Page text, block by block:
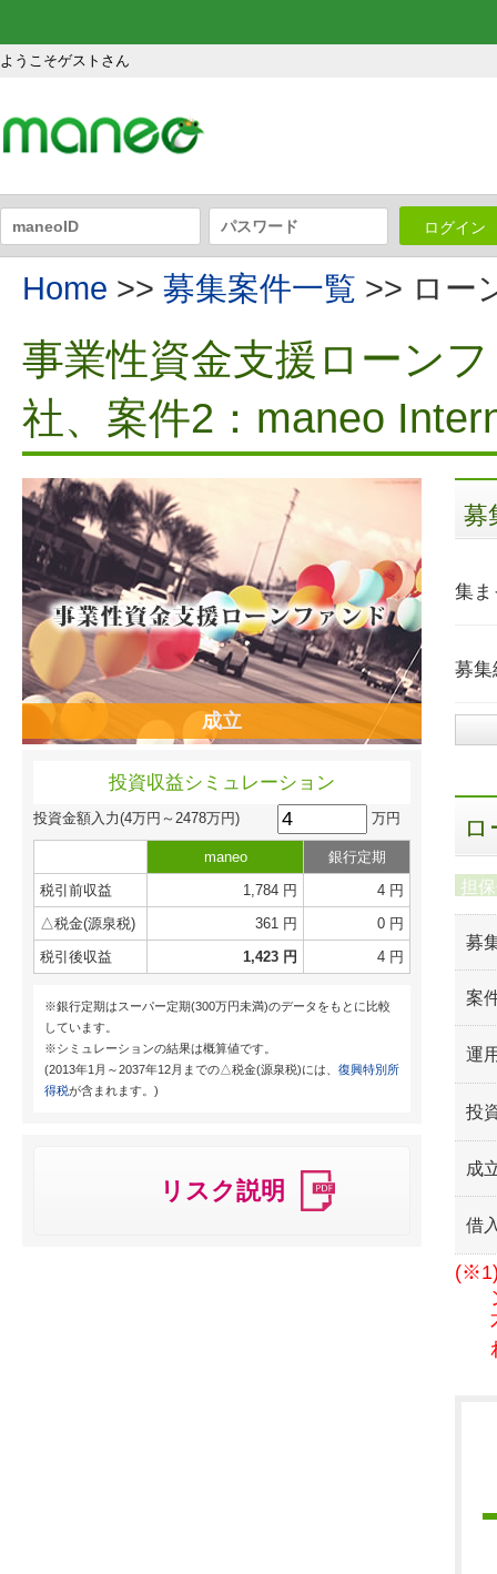
ようこそゲストさん
ログイン
Home >> 募集案件一覧 >> ロー
事業性資金支援ローン
社、案件2：maneo
成立
投資収益シミュレーション
投資金額入力(4万円～2478万円) 万円
maneo
銀行定期
税引前収益
1,784 円
4 円
△税金(源泉税)
361 円
0 円
税引後収益
1,423 円 4 円
※銀行定期はスーパー定期(300万円未満)のデータをもとに比較
しています。
※シミュレーションの結果は概算値です。
(2013年1月～2037年12月までの△税金(源泉税)には、 復興特別所
得税が含まれます。)
リスク説明
募
集ま
募集
担
募
案
運
投
成
借
(※1)